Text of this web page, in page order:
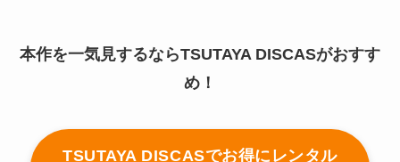
本作を一気見するならTSUTAYA DISCASがおすす
め！
TSUTAYA DISCASでお得にレンタル